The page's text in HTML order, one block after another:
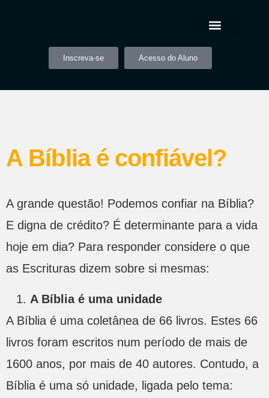
Inscreva-se Acesso do Aluno
A Bíblia é confiável?
A grande questão! Podemos confiar na Bíblia?
E digna de crédito? É determinante para a vida
hoje em dia? Para responder considere o que
as Escrituras dizem sobre si mesmas:
A Bíblia é uma unidade
A Bíblia é uma coletânea de 66 livros. Estes 66
livros foram escritos num período de mais de
1600 anos, por mais de 40 autores. Contudo, a
Bíblia é uma só unidade, ligada pelo tema: